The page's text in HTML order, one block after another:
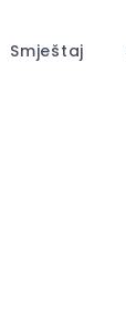
Smještaj